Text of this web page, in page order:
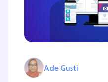
Ade Gusti